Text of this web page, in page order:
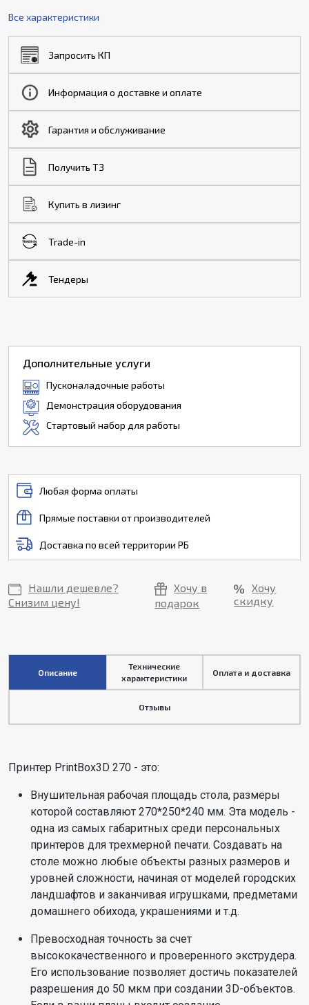
Все характеристики
Запросить КП
Информация о доставке и оплате
Гарантия и обслуживание
Получить ТЗ
Купить в лизинг
Trade-in
Тендеры
Дополнительные услуги
Пусконаладочные работы
Демонстрация оборудования
Стартовый набор для работы
Любая форма оплаты
Прямые поставки от производителей
Доставка по всей территории РБ
Нашли дешевле?
Снизим цену!
Хочу в
подарок
Хочу
скидку
Описание
Технические
характеристики
Оплата и доставка
Отзывы
Принтер PrintBox3D 270 - это:
Внушительная рабочая площадь стола, размеры
которой составляют 270*250*240 мм. Эта модель -
одна из самых габаритных среди персональных
принтеров для трехмерной печати. Создавать на
столе можно любые объекты разных размеров и
уровней сложности, начиная от моделей городских
ландшафтов и заканчивая игрушками, предметами
домашнего обихода, украшениями и т.д.
Превосходная точность за счет
высококачественного и проверенного экструдера.
Его использование позволяет достичь показателей
разрешения до 50 мкм при создании 3D-объектов.